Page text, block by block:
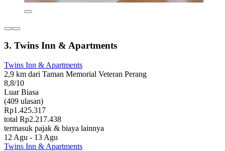
3. Twins Inn & Apartments
Twins Inn & Apartments
2,9 km dari Taman Memorial Veteran Perang
8,8/10
Luar Biasa
(409 ulasan)
Rp1.425.317
total Rp2.217.438
termasuk pajak & biaya lainnya
12 Agu - 13 Agu
Twins Inn & Apartments